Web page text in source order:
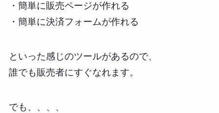
・簡単に販売ページが作れる
・簡単に決済フォームが作れる
といった感じのツールがあるので、
誰でも販売者にすぐなれます。
でも、、、、